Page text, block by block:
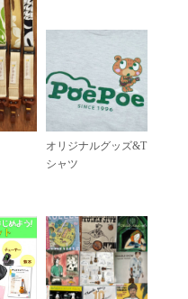
オリジナルグッズ&T
シャツ